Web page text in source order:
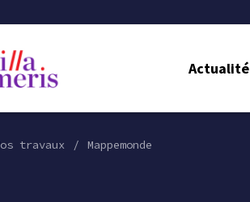
Actualité
travaux Mappemonde